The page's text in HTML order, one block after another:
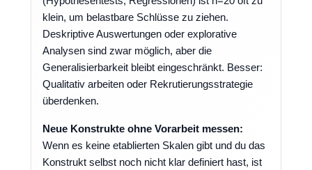
klein, um belastbare Schlüsse zu ziehen.
Deskriptive Auswertungen oder explorative
Analysen sind zwar möglich, aber die
Generalisierbarkeit bleibt eingeschränkt. Besser:
Qualitativ arbeiten oder Rekrutierungsstrategie
überdenken.
Neue Konstrukte ohne Vorarbeit messen:
Wenn es keine etablierten Skalen gibt und du das
Konstrukt selbst noch nicht klar definiert hast, ist